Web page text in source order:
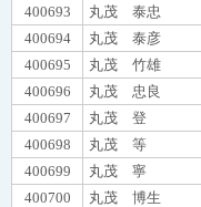
400693
丸茂 泰忠
400694
丸茂 泰彦
400695
丸茂 竹雄
400696
丸茂 忠良
400697
丸茂 登
400698
丸茂 等
400699
丸茂 寧
400700
丸茂 博生